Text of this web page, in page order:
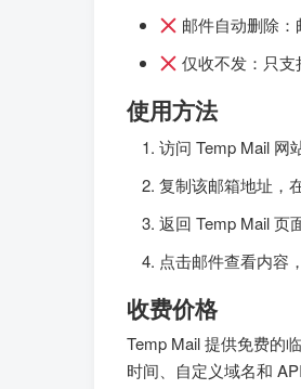
邮件自动删除
仅收不发：只
使用方法
访问 Temp Mail 网
复制该邮箱地址，
返回 Temp Mail 页
点击邮件查看内容
收费价格
Temp Mail 提供免费的
时间、自定义域名和